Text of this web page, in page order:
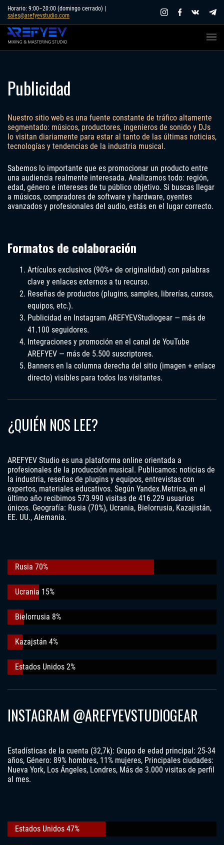
Skip
content
Horario: 9:00–20:00 (domingo cerrado) |
sales@arefyevstudio.com
Publicidad
Nuestro sitio web es una fuente constante de tráfico altamente
segmentado: músicos, productores, ingenieros de sonido y DJs
lo visitan diariamente para estar al tanto de las últimas noticias,
tecnologías y tendencias de la industria musical.
Sabemos lo importante que es promocionar un producto entre
una audiencia realmente interesada. Analizamos todo: región,
edad, género e intereses de tu público objetivo. Si buscas llegar
a músicos, compradores de software y hardware, oyentes
avanzados y profesionales del audio, estás en el lugar correcto.
Formatos de colaboración
Artículos exclusivos (90%+ de originalidad) con palabras
clave y enlaces externos a tu recurso.
Reseñas de productos (plugins, samples, librerías, cursos,
equipos, etc.).
Publicidad en Instagram AREFYEVStudiogear — más de
41.100 seguidores.
Integraciones y promoción en el canal de YouTube
AREFYEV — más de 5.500 suscriptores.
Banners en la columna derecha del sitio (imagen + enlace
directo) visibles para todos los visitantes.
¿QUIÉN NOS LEE?
AREFYEV Studio es una plataforma online orientada a
profesionales de la producción musical. Publicamos: noticias de
la industria, reseñas de plugins y equipos, entrevistas con
expertos, materiales educativos. Según Yandex.Metrica, en el
último año recibimos 573.990 visitas de 416.229 usuarios
únicos. Geografía: Rusia (70%), Ucrania, Bielorrusia, Kazajistán,
EE. UU., Alemania.
Rusia 70%
Ucrania 15%
Bielorrusia 8%
Kazajstán 4%
Estados Unidos 2%
INSTAGRAM @AREFYEVSTUDIOGEAR
Estadísticas de la cuenta (32,7k): Grupo de edad principal: 25-34
años, Género: 89% hombres, 11% mujeres, Principales ciudades:
Nueva York, Los Ángeles, Londres, Más de 3.000 visitas de perfil
al mes.
Estados Unidos 47%